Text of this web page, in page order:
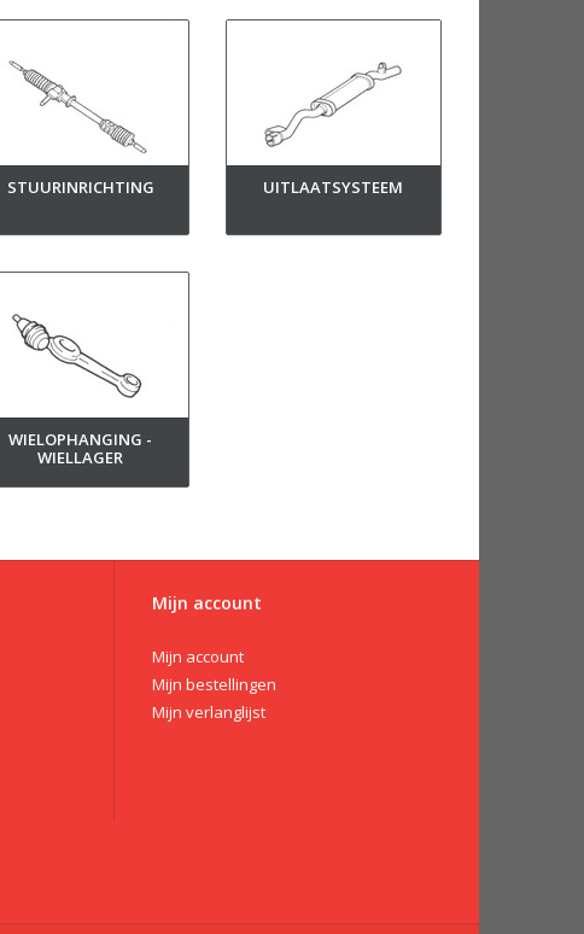
STUURINRICHTING UITLAATSYSTEEM
WIELOPHANGING -
WIELLAGER
Mijn account
Mijn account
Mijn bestellingen
Mijn verlanglijst